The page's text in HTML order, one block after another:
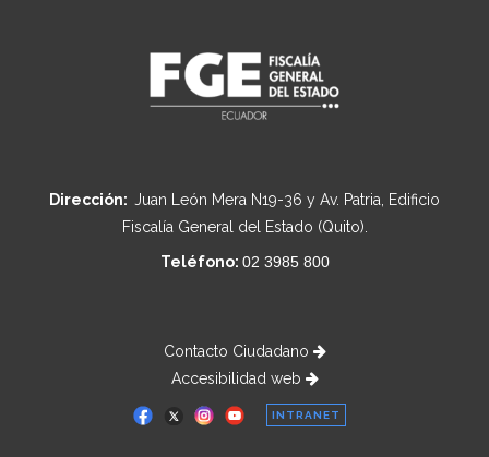
Dirección: Juan León Mera N19-36 y Av. Patria, Edificio
Fiscalía General del Estado (Quito).
Teléfono: 02 3985 800
Contacto Ciudadano
Accesibilidad web
INTRANET